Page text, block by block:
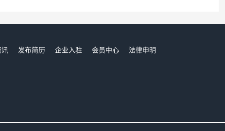
讯 发布简历 企业入驻 会员中心
法律申明